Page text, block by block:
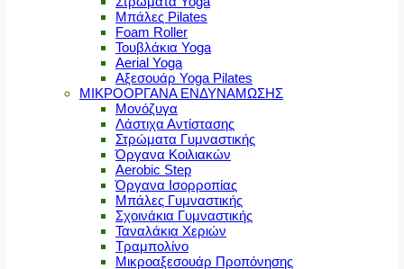
Μπάλες Pilates
Foam Roller
Τουβλάκια Yoga
Aerial Yoga
Αξεσουάρ Yoga Pilates
ΜΙΚΡΟΟΡΓΑΝΑ ΕΝΔΥΝΑΜΩΣΗΣ
Μονόζυγα
Λάστιχα Αντίστασης
Στρώματα Γυμναστικής
Όργανα Κοιλιακών
Aerobic Step
Όργανα Ισορροπίας
Μπάλες Γυμναστικής
Σχοινάκια Γυμναστικής
Ταναλάκια Χεριών
Τραμπολίνο
Μικροαξεσουάρ Προπόνησης